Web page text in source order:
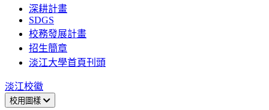
深耕計畫
SDGS
校務發展計畫
招生簡章
淡江大學首頁刊頭
淡江校徽
校用圖樣